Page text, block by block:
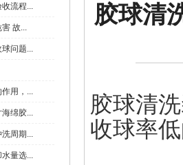
流程...
故...
问题...
用，...
绵胶...
周期...
量选...
胶球清
胶球清
收球率